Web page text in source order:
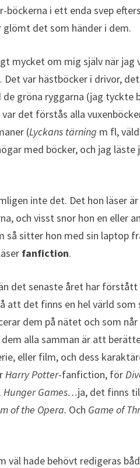
i ett enda svep
det som händer i dem.
mycket om mig själv när
Det var hästböcker i drivor,
gröna ryggarna (jag
var det förstås alla
(Lyckans tärning m fl,
med böcker, och jag
inte det. Det hon läser
och visst snor hon en eller
så sitter hon med sin laptop
fanfiction.
det senaste året har
att det finns en hel värld som
dem på nätet och som
alla samman är att
eller film, och dess
Harry Potter-fanfiction, för
Hunger Games…ja, det finns
of the Opera. Och Game of
hade behövt redigeras